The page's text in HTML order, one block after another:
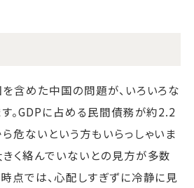
含めた中国の問題が、いろいろな
。GDPに占める民間債務が約2.2
危ないという方もいらっしゃいま
く絡んでいないとの見方が多数
点では、心配しすぎずに冷静に見